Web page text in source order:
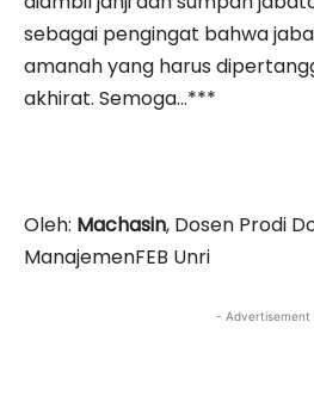
sebagai pengingat bahwa
amanah yang harus
akhirat. Semoga…***
Oleh: Machasin, Dosen Prodi
ManajemenFEB Unri
- Advertisement